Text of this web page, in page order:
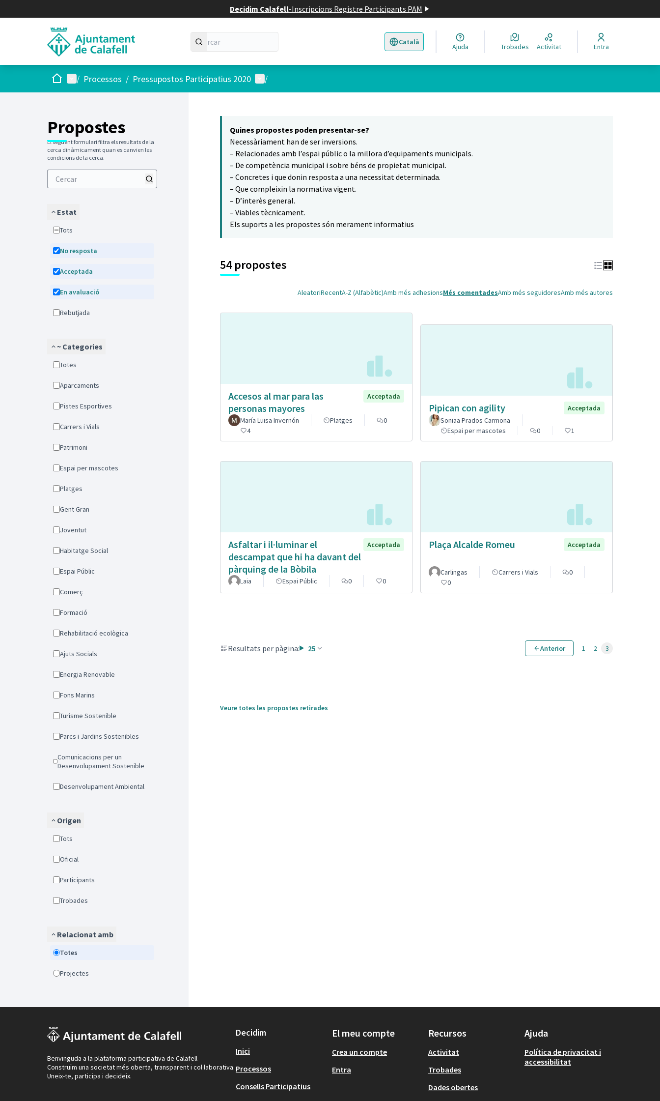
Decidim Calafell-Inscripcions Registre Participants PAM
Català
Triar la llengua Elegir el idioma
Ajuda Trobades Activitat Entra
Inici Menú principal
/ Processos / Pressupostos Participatius 2020 Menú d'usuari
/
Propostes
El següent formulari filtra els resultats de la
cerca dinàmicament quan es canvien les
condicions de la cerca.
Estat
Tots
No resposta
Acceptada
En avaluació
Rebutjada
~ Categories
Totes
Aparcaments
Pistes Esportives
Carrers i Vials
Patrimoni
Espai per mascotes
Platges
Gent Gran
Joventut
Habitatge Social
Espai Públic
Comerç
Formació
Rehabilitació ecològica
Ajuts Socials
Energia Renovable
Fons Marins
Turisme Sostenible
Parcs i Jardins Sostenibles
Comunicacions per un
Desenvolupament Sostenible
Desenvolupament Ambiental
Origen
Tots
Oficial
Participants
Trobades
Relacionat amb
Totes
Projectes
Quines propostes poden presentar-se?
Necessàriament han de ser inversions.
– Relacionades amb l’espai públic o la millora d’equipaments municipals.
– De competència municipal i sobre béns de propietat municipal.
– Concretes i que donin resposta a una necessitat determinada.
– Que compleixin la normativa vigent.
– D’interès general.
– Viables tècnicament.
Els suports a les propostes són merament informatius
54 propostes
AleatoriRecentA-Z (Alfabètic)Amb més adhesionsMés comentadesAmb més seguidoresAmb més autores
Accesos al mar para las
personas mayores
Acceptada
María Luisa Invernón Platges
0
4
Pipican con agility
Acceptada
Soniaa Prados Carmona
Espai per mascotes
0 1
Asfaltar i il·luminar el
descampat que hi ha davant del
pàrquing de la Bòbila
Acceptada
Laia Espai Públic 0 0
Plaça Alcalde Romeu Acceptada
Carlingas Carrers i Vials
0
0
Resultats per pàgina: 25 Anterior 1 2 3
Veure totes les propostes retirades
Benvinguda a la plataforma participativa de Calafell
Construïm una societat més oberta, transparent i col·laborativa.
Uneix-te, participa i decideix.
Decidim
Inici
Processos
Consells Participatius
El meu compte
Crea un compte
Entra
Recursos
Activitat
Trobades
Dades obertes
Ajuda
Política de privacitat i
accessibilitat